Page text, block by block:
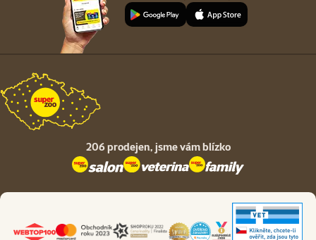
206 prodejen, jsme vám blízko